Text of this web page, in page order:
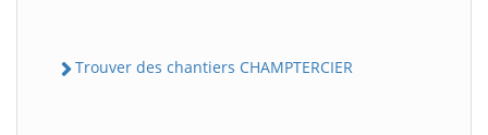
Trouver des chantiers CHAMPTERCIER